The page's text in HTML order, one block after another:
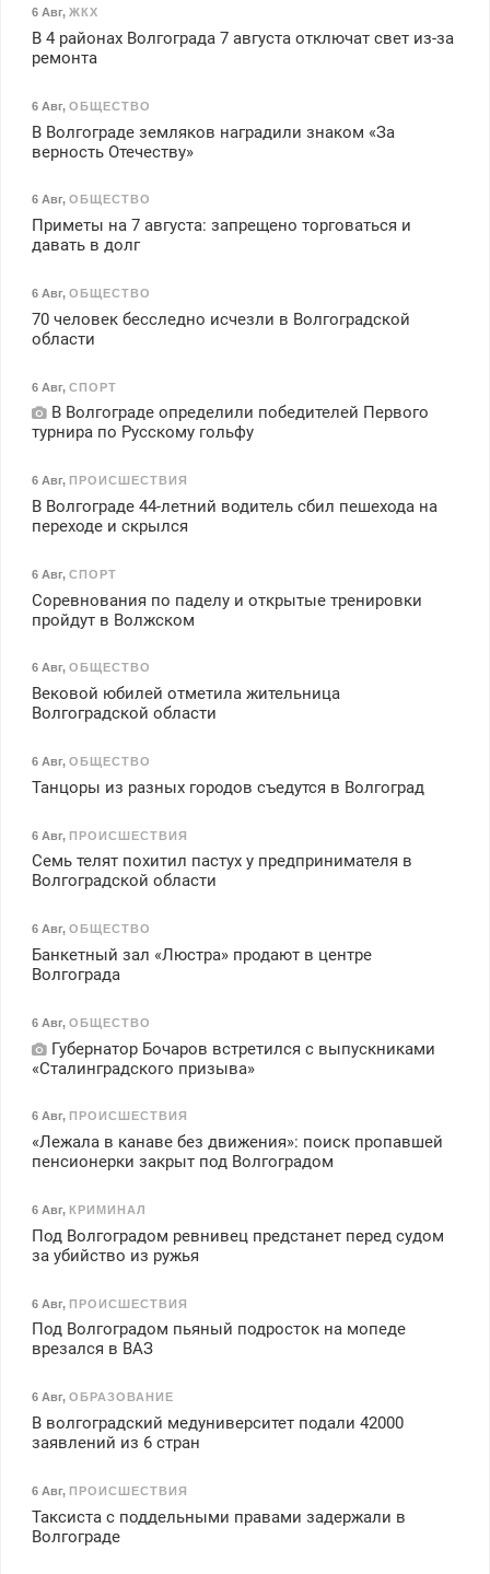
безопасности с з/п до
6 Авг, ЖКХ
В 4 районах Волгограда 7 августа отключат свет из-за
ремонта
6 Авг, ОБЩЕСТВО
В Волгограде земляков наградили знаком «За
верность Отечеству»
6 Авг, ОБЩЕСТВО
Приметы на 7 августа: запрещено торговаться и
давать в долг
6 Авг, ОБЩЕСТВО
70 человек бесследно исчезли в Волгоградской
области
6 Авг, СПОРТ
В Волгограде определили победителей Первого
турнира по Русскому гольфу
6 Авг, ПРОИСШЕСТВИЯ
В Волгограде 44-летний водитель сбил пешехода на
переходе и скрылся
6 Авг, СПОРТ
Соревнования по паделу и открытые тренировки
пройдут в Волжском
6 Авг, ОБЩЕСТВО
Вековой юбилей отметила жительница
Волгоградской области
6 Авг, ОБЩЕСТВО
Танцоры из разных городов съедутся в Волгоград
6 Авг, ПРОИСШЕСТВИЯ
Семь телят похитил пастух у предпринимателя в
Волгоградской области
6 Авг, ОБЩЕСТВО
Банкетный зал «Люстра» продают в центре
Волгограда
6 Авг, ОБЩЕСТВО
Губернатор Бочаров встретился с выпускниками
«Сталинградского призыва»
6 Авг, ПРОИСШЕСТВИЯ
«Лежала в канаве без движения»: поиск пропавшей
пенсионерки закрыт под Волгоградом
6 Авг, КРИМИНАЛ
Под Волгоградом ревнивец предстанет перед судом
за убийство из ружья
6 Авг, ПРОИСШЕСТВИЯ
Под Волгоградом пьяный подросток на мопеде
врезался в ВАЗ
6 Авг, ОБРАЗОВАНИЕ
В волгоградский медуниверситет подали 42000
заявлений из 6 стран
6 Авг, ПРОИСШЕСТВИЯ
Таксиста с поддельными правами задержали в
Волгограде